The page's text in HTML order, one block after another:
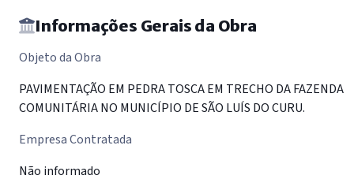
Informações Gerais da Obra
Objeto da Obra
PAVIMENTAÇÃO EM PEDRA TOSCA EM TRECHO DA FAZENDA
COMUNITÁRIA NO MUNICÍPIO DE SÃO LUÍS DO CURU.
Empresa Contratada
Não informado